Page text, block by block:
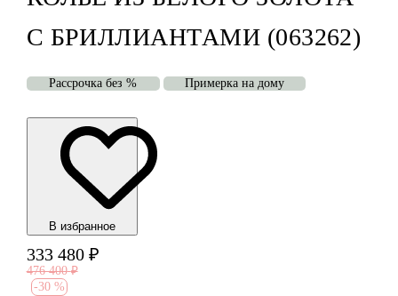
С БРИЛЛИАНТАМИ (063262)
Рассрочка без % Примерка на дому
В избранноe
333 480 ₽
476 400 ₽
-30 %